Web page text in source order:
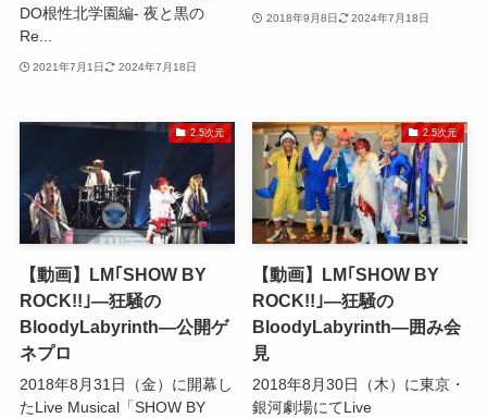
DO根性北学園編- 夜と黒の
Re...
2021年7月1日 2024年7月18日
2018年9月8日 2024年7月18日
2.5次元
【動画】LM｢SHOW BY
ROCK!!｣―狂騒の
BloodyLabyrinth―公開ゲ
ネプロ
2018年8月31日（金）に開幕し
たLive Musical「SHOW BY
2.5次元
【動画】LM｢SHOW BY
ROCK!!｣―狂騒の
BloodyLabyrinth―囲み会
見
2018年8月30日（木）に東京・
銀河劇場にてLive